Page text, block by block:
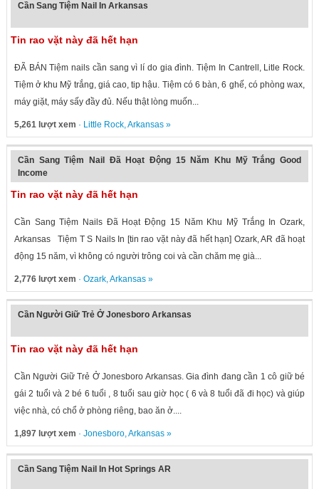
Cần Sang Tiệm Nail In Arkansas
Tin rao vặt này đã hết hạn
ĐÃ BÁN Tiệm nails cần sang vì lí do gia đình. Tiệm In Cantrell, Litle Rock.
Tiệm ở khu Mỹ trắng, giá cao, tip hậu. Tiệm có 6 bàn, 6 ghế, có phòng wax,
máy giặt, máy sấy đầy đủ. Nếu thật lòng muốn...
5,261 lượt xem · Little Rock,Arkansas»
Cần Sang Tiệm Nail Đã Hoạt Động 15 Năm Khu Mỹ Trắng Good
Income
Tin rao vặt này đã hết hạn
Cần Sang Tiệm Nails Đã Hoạt Động 15 Năm Khu Mỹ Trắng In Ozark,
Arkansas Tiệm T S Nails In [tin rao vặt này đã hết hạn] Ozark, AR đã hoạt
động 15 năm, vì không có người trông coi và cần chăm mẹ già...
2,776 lượt xem · Ozark,Arkansas»
Cần Người Giữ Trẻ Ở Jonesboro Arkansas
Tin rao vặt này đã hết hạn
Cần Người Giữ Trẻ Ở Jonesboro Arkansas. Gia đình đang cần 1 cô giữ bé
gái 2 tuổi và 2 bé 6 tuổi , 8 tuổi sau giờ học ( 6 và 8 tuổi đã đi học) và giúp
việc nhà, có chổ ở phòng riêng, bao ăn ở....
1,897 lượt xem · Jonesboro,Arkansas»
Cần Sang Tiệm Nail In Hot Springs AR